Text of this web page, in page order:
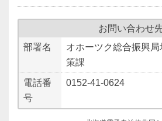
お問い合わせ
部署名
オホーツク総合振興
策課
電話番
号
0152-41-0624